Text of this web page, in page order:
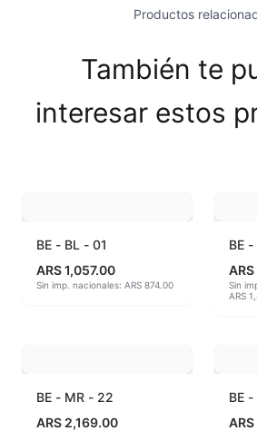
Esmaltes para enlozado de
Esmaltes para gres (1150º -
Fritas cerámicas
Granillas (970ºC-1020ºC)
Jaspeadores
Productos
También te
interesar estos
BE - BL - 01
ARS 1,057.00
Sin imp. nacionales: ARS 874.00
BE -
Sin
ARS
BE - MR - 22
ARS 2,169.00
BE
ARS